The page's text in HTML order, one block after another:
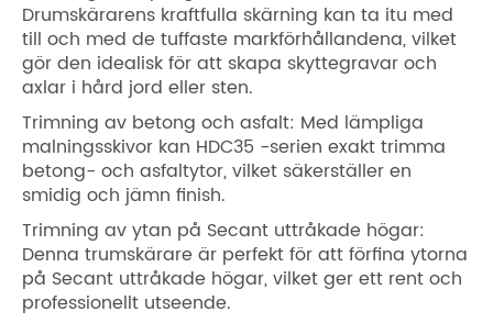
Drumskärarens kraftfulla skärning kan ta itu med
till och med de tuffaste markförhållandena, vilket
gör den idealisk för att skapa skyttegravar och
axlar i hård jord eller sten.
Trimning av betong och asfalt: Med lämpliga
malningsskivor kan HDC35 -serien exakt trimma
betong- och asfaltytor, vilket säkerställer en
smidig och jämn finish.
Trimning av ytan på Secant uttråkade högar:
Denna trumskärare är perfekt för att förfina ytorna
på Secant uttråkade högar, vilket ger ett rent och
professionellt utseende.